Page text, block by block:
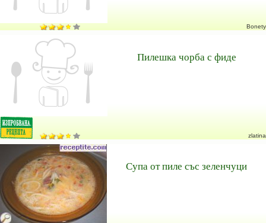
Bonety
Пилешка чорба с фиде
zlatina
Супа от пиле със зеленчуци